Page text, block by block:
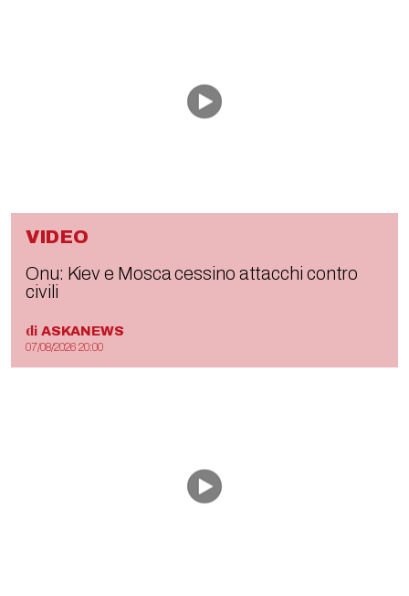
VIDEO
Onu: Kiev e Mosca cessino attacchi contro
civili
di ASKANEWS
07/08/2026 20:00